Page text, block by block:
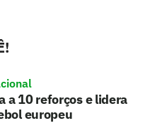
a 10 reforços e lidera
europeu